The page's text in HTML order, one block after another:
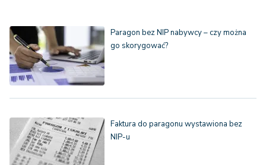
Paragon bez NIP nabywcy – czy można
go skorygować?
Faktura do paragonu wystawiona bez
NIP-u